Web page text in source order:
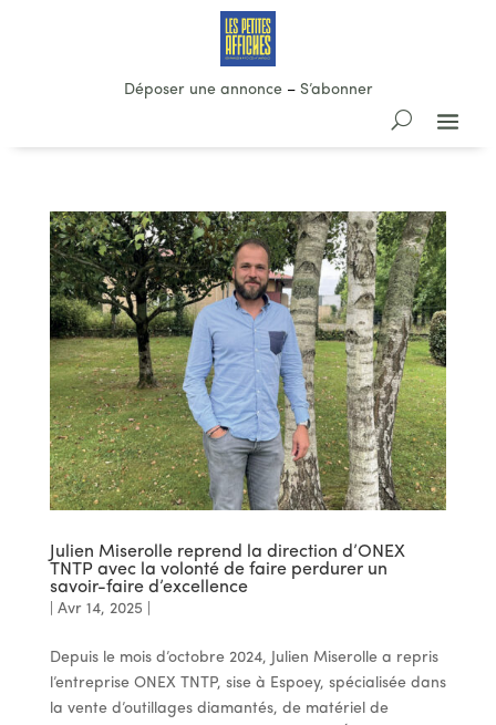
Déposer une annonce– S’abonner
Julien Miserolle reprend la direction d’ONEX
TNTP avec la volonté de faire perdurer un
savoir-faire d’excellence
Avr 14, 2025
Depuis le mois d’octobre 2024, Julien Miserolle a repris
l’entreprise ONEX TNTP, sise à Espoey, spécialisée dans
la vente d’outillages diamantés, de matériel de